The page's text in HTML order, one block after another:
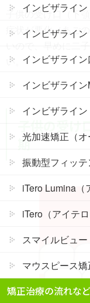
子供の受け口（下
症状が悪化（あご
いので、早めに二
い。
期
インビザライ
インビザライ
インビザライン
インビザライン
インビザライ
光加速矯正（オ
振動型フィッテ
iTero Lumina（
iTero（アイテロ
スマイルビュー
マウスピース
矯正治療の流れなど